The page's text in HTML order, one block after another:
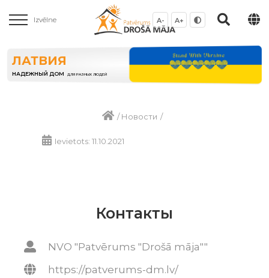
Izvēlne A- A+
ЛАТВИЯ
НАДЕЖНЫЙ ДОМ ДЛЯ РАЗНЫХ ЛЮДЕЙ
/Новости /
Ievietots: 11.10.2021
Контакты
NVO "Patvērums "Drošā māja""
https://patverums-dm.lv/